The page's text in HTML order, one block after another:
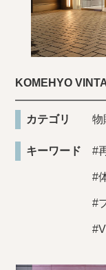
KOMEHYO
カテゴリ 物
キーワード #
#
#